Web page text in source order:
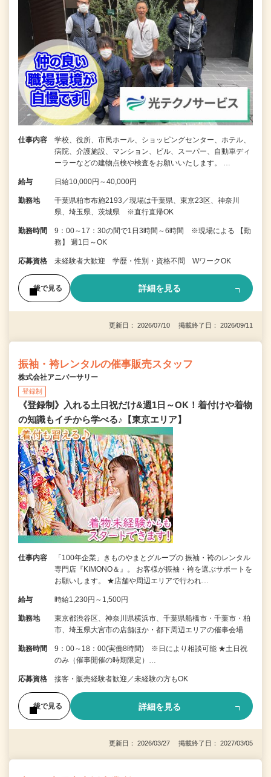
仕事内容
学校、役所、市民ホール、ショッピングセンター、ホテル、
病院、介護施設、マンション、ビル、スーパー、自動車ディ
ーラーなどの建物点検や検査をお願いいたします。 …
給与 日給10,000円～40,000円
勤務地
千葉県柏市布施2193／現場は千葉県、東京23区、神奈川
県、埼玉県、茨城県 ※直行直帰OK
勤務時間
9：00～17：30の間で1日3時間～6時間 ※現場による 【勤
務】 週1日～OK
応募資格 未経験者大歓迎 学歴・性別・資格不問 WワークOK
後で見る 詳細を見る
更新日： 2026/07/10 掲載終了日： 2026/09/11
振袖・袴レンタルの催事販売スタッフ
株式会社アニバーサリー
登録制
《登録制》入れる土日祝だけ&週1日～OK！着付けや着物
の知識もイチから学べる♪【東京エリア】
仕事内容
「100年企業」きものやまとグループの 振袖・袴のレンタル
専門店『KIMONO＆』。 お客様が振袖・袴を選ぶサポートを
お願いします。 ★店舗や周辺エリアで行われ…
給与 時給1,230円～1,500円
勤務地
東京都渋谷区、神奈川県横浜市、千葉県船橋市・千葉市・柏
市、埼玉県大宮市の店舗ほか・都下周辺エリアの催事会場
勤務時間
9：00～18：00(実働8時間) ※日により相談可能 ★土日祝
のみ（催事開催の時期限定）…
応募資格 接客・販売経験者歓迎／未経験の方もOK
後で見る 詳細を見る
更新日： 2026/03/27 掲載終了日： 2027/03/05